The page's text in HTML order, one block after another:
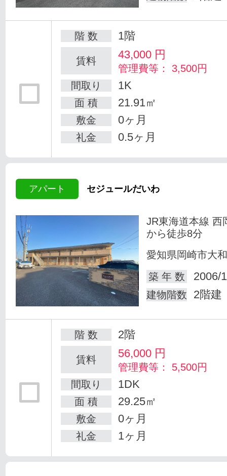
階 数 1階
賃料 43,000 円
管理費等： 3,500円
間取り
1K
面 積 21.91㎡
敷金 0ヶ月
礼金 0.5ヶ月
アパート セジュールだいわ
JR東海道本線 西
から徒歩8分
愛知県岡崎市大
築 年 数
2006/
建物階数 2階建
階 数 2階
賃料 56,000 円
管理費等： 5,500円
間取り
1DK
面 積 29.25㎡
敷金 0ヶ月
礼金 1ヶ月